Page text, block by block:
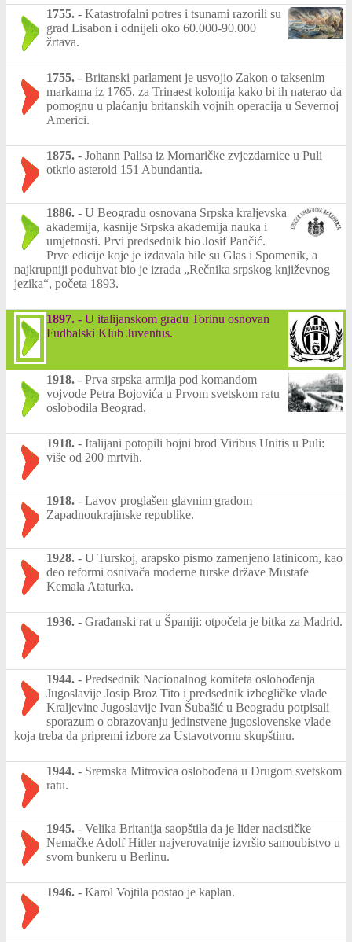
1755. - Katastrofalni potres i tsunami razorili su
grad Lisabon i odnijeli oko 60.000-90.000
žrtava.
1755. - Britanski parlament je usvojio Zakon o taksenim
markama iz 1765. za Trinaest kolonija kako bi ih naterao da
pomognu u plaćanju britanskih vojnih operacija u Severnoj
Americi.
1875. - Johann Palisa iz Mornaričke zvjezdarnice u Puli
otkrio asteroid 151 Abundantia.
1886. - U Beogradu osnovana Srpska kraljevska
akademija, kasnije Srpska akademija nauka i
umjetnosti. Prvi predsednik bio Josif Pančić.
Prve edicije koje je izdavala bile su Glas i Spomenik, a
najkrupniji poduhvat bio je izrada „Rečnika srpskog književnog
jezika“, početa 1893.
1897. - U italijanskom gradu Torinu osnovan
Fudbalski Klub Juventus.
1918. - Prva srpska armija pod komandom
vojvode Petra Bojovića u Prvom svetskom ratu
oslobodila Beograd.
1918. - Italijani potopili bojni brod Viribus Unitis u Puli:
više od 200 mrtvih.
1918. - Lavov proglašen glavnim gradom
Zapadnoukrajinske republike.
1928. - U Turskoj, arapsko pismo zamenjeno latinicom, kao
deo reformi osnivača moderne turske države Mustafe
Kemala Ataturka.
1936. - Građanski rat u Španiji: otpočela je bitka za Madrid.
1944. - Predsednik Nacionalnog komiteta oslobođenja
Jugoslavije Josip Broz Tito i predsednik izbegličke vlade
Kraljevine Jugoslavije Ivan Šubašić u Beogradu potpisali
sporazum o obrazovanju jedinstvene jugoslovenske vlade
koja treba da pripremi izbore za Ustavotvornu skupštinu.
1944. - Sremska Mitrovica oslobođena u Drugom svetskom
ratu.
1945. - Velika Britanija saopštila da je lider nacističke
Nemačke Adolf Hitler najverovatnije izvršio samoubistvo u
svom bunkeru u Berlinu.
1946. - Karol Vojtila postao je kaplan.